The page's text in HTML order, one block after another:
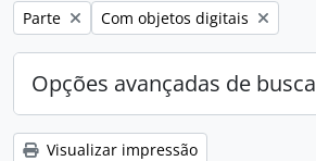
Remover filtro:
Parte Remover filtro:
Com objetos digitais
Opções avançadas de busca
Visualizar impressão